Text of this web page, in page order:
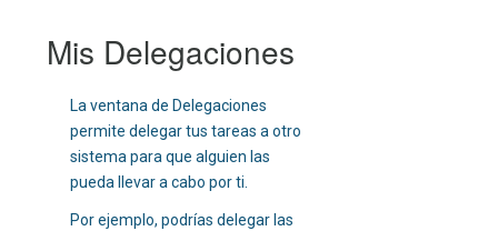
Mis Delegaciones
La ventana de Delegaciones
permite delegar tus tareas a otro
sistema para que alguien las
pueda llevar a cabo por ti.
Por ejemplo, podrías delegar las